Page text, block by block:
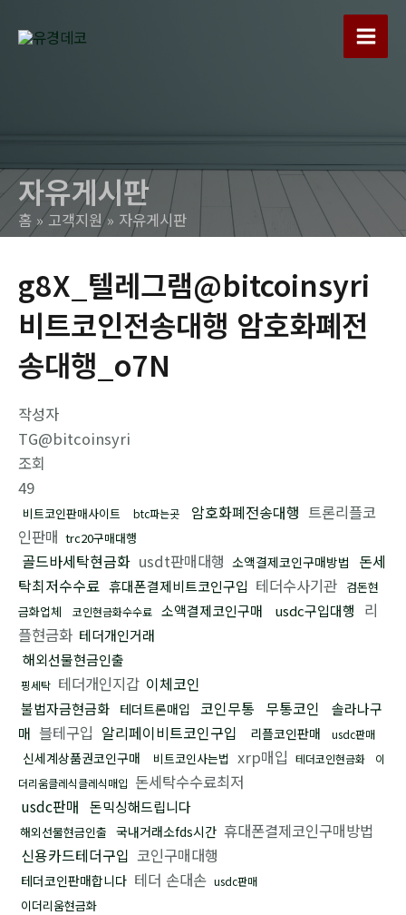
Main
자유게시판
홈 고객지원 자유게시판
g8X_텔레그램@bitcoinsyri
비트코인전송대행 암호화폐전
송대행_o7N
작성자
TG@bitcoinsyri
조회
49
비트코인판매사이트 btc파는곳 암호화폐전송대행 트론리플코
인판매 trc20구매대행
골드바세탁현금화 usdt판매대행 소액결제코인구매방법
돈세
탁최저수수료 휴대폰결제비트코인구입 테더수사기관 검돈현
금화업체
코인현금화수수료 소액결제코인구매 usdc구입대행
리
플현금화 테더개인거래
해외선물현금인출
핑세탁 테더개인지갑 이체코인
불법자금현금화 테더트론매입 코인무통 무통코인
솔라나구
매 블테구입 알리페이비트코인구입 리플코인판매 usdc판매
신세계상품권코인구매 비트코인사는법 xrp매입 테더코인현금화
이
더리움클레식클레식매입 돈세탁수수료최저
usdc판매
돈믹싱해드립니다
해외선물현금인출 국내거래소fds시간 휴대폰결제코인구매방법
신용카드테더구입 코인구매대행
테더코인판매합니다 테더 손대손 usdc판매
이더리움현금화